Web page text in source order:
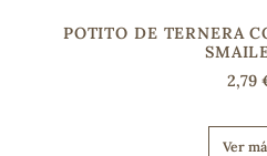
POTITO DE TERNERA
2,79
Ver